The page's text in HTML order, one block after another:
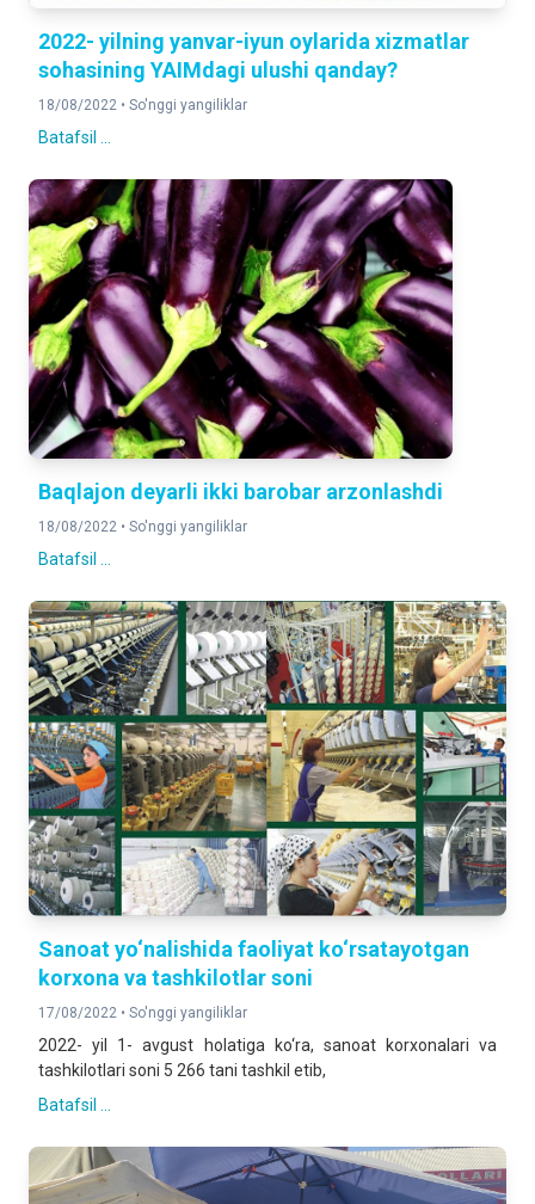
2022- yilning yanvar-iyun oylarida xizmatlar
sohasining YAIMdagi ulushi qanday?
18/08/2022 • So'nggi yangiliklar
Batafsil ...
Baqlajon deyarli ikki barobar arzonlashdi
18/08/2022 • So'nggi yangiliklar
Batafsil ...
Sanoat yo‘nalishida faoliyat ko‘rsatayotgan
korxona va tashkilotlar soni
17/08/2022 • So'nggi yangiliklar
2022- yil 1- avgust holatiga ko‘ra, sanoat korxonalari va
tashkilotlari soni 5 266 tani tashkil etib,
Batafsil ...